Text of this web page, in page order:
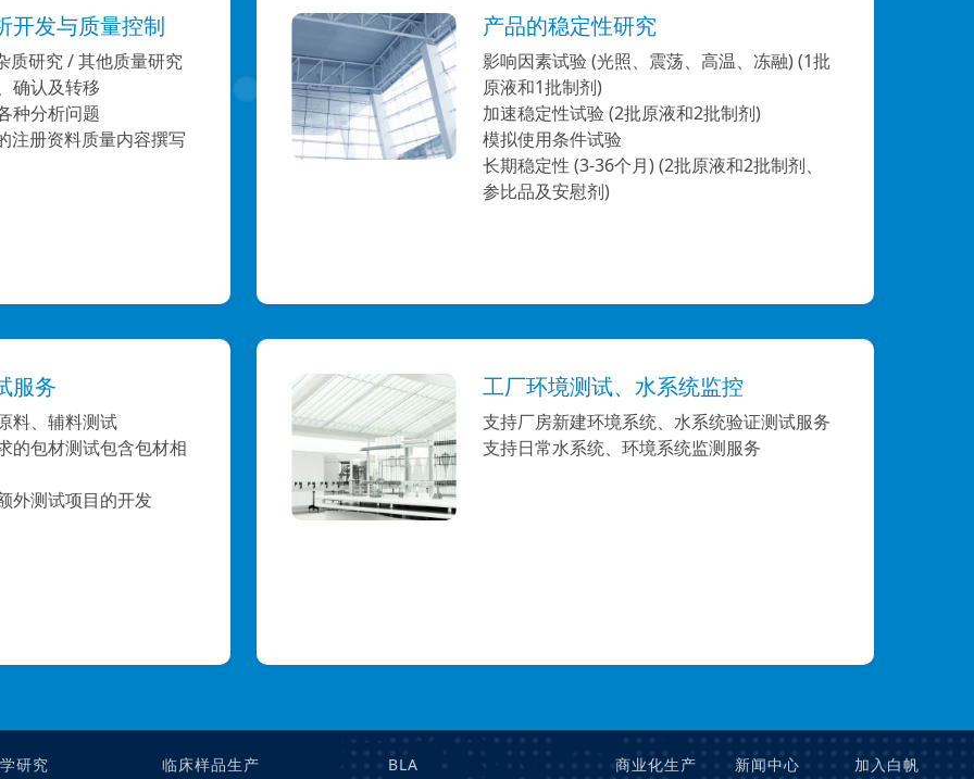
开发与质量控制
质研究 / 其他质量研究
确认及转移
种分析问题
注册资料质量内容撰写
产品的稳定性研究
影响因素试验 (光照、震荡、高温、冻融) (1批
原液和1批制剂)
加速稳定性试验 (2批原液和2批制剂)
模拟使用条件试验
长期稳定性 (3-36个月) (2批原液和2批制剂、
参比品及安慰剂)
服务
料、辅料测试
的包材测试包含包材相
外测试项目的开发
工厂环境测试、水系统监控
支持厂房新建环境系统、水系统验证测试服务
支持日常水系统、环境系统监测服务
研究 临床样品生产 BLA 商业化生产 新闻中心 加入白帆